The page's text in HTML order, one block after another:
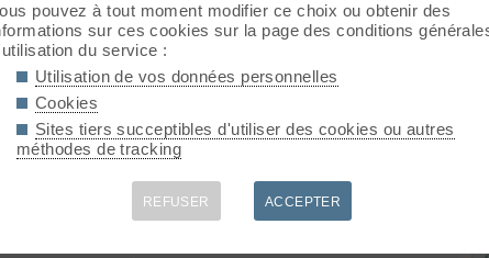
Dénivelé :4000 m.
Ski :5.1
datant sans doute des jours derniers
Type
Com.
pouvez à tout moment modifier ce choix ou obtenir des
sur ces cookies sur la page des conditions
du service :
Utilisation de vos données personnelles
Cookies
Sites tiers succeptibles d'utiliser des cookies ou autres
méthodes de tracking
REFUSER ACCEPTER